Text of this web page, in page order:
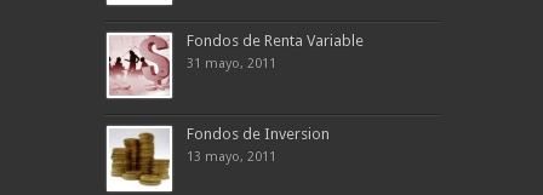
Fondos de Renta Variable
31 mayo, 2011
Fondos de Inversion
13 mayo, 2011